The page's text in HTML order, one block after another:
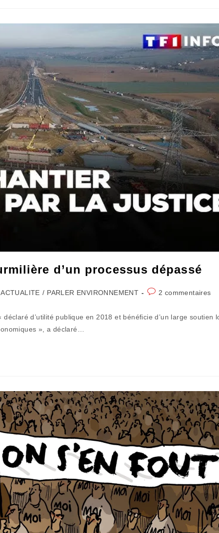
d’un processus dépassé
ACTUALITE / PARLER ENVIRONNEMENT
Commentaires
publication :
2 commentaires
d’utilité publique en 2018 et bénéficie d’un large soutien
», a déclaré…